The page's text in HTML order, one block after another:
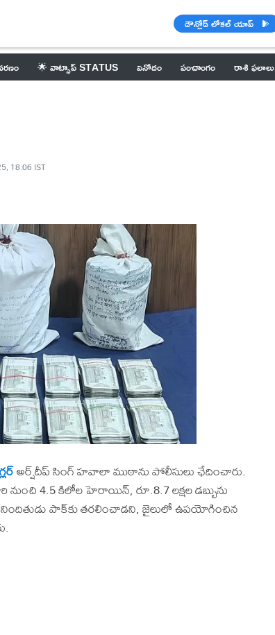
డౌన్లోడ్ లోకల్ యాప్
🌟 వాట్సాప్ STATUS వినోదం పంచాంగం రాశి ఫలాలు
18:06 IST
అర్ష్‌దీప్ సింగ్ హవాలా ముఠాను పోలీసులు ఛేదించారు.
నుంచి 4.5 కిలోల హెరాయిన్, రూ.8.7 లక్షల డబ్బును
నిందితుడు పాక్‌కు తరలించాడని, జైలులో ఉపయోగించిన